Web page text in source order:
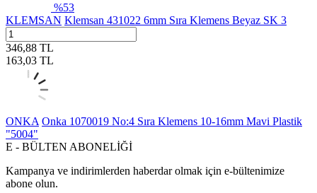
%53
KLEMSAN Klemsan 431022 6mm Sıra Klemens Beyaz SK 3
346,88 TL
163,03 TL
ONKA Onka 1070019 No:4 Sıra Klemens 10-16mm Mavi Plastik
"5004"
E - BÜLTEN ABONELİĞİ
Kampanya ve indirimlerden haberdar olmak için e-bültenimize
abone olun.